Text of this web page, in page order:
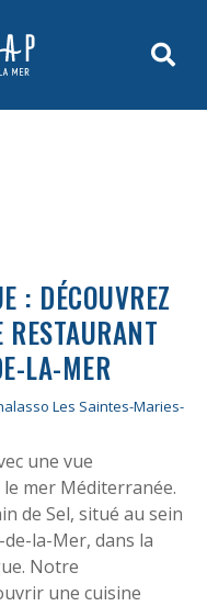
: DÉCOUVREZ
LA-MER
Les Saintes-Maries-
une vue
mer Méditerranée.
de Sel, situé au sein
la-Mer, dans la
Notre
une cuisine